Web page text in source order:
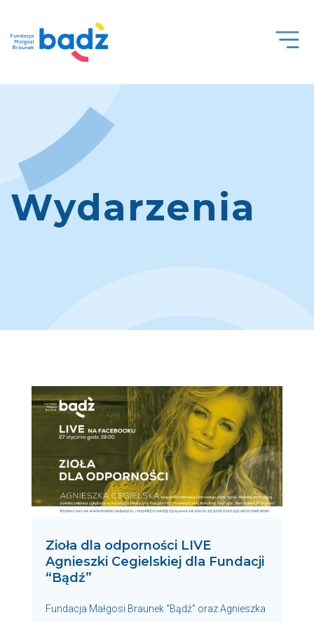
Open
Wydarzenia
Zioła dla odporności LIVE
Agnieszki Cegielskiej dla Fundacji
“Bądź”
Fundacja Małgosi Braunek “Bądź” oraz Agnieszka